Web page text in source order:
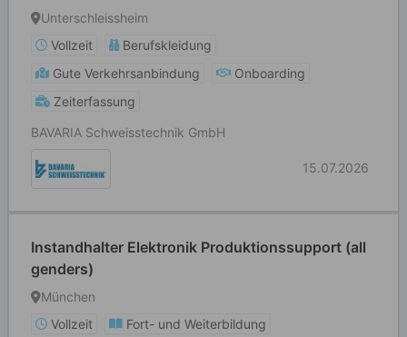
Unterschleissheim
Vollzeit
Berufskleidung
Gute Verkehrsanbindung
Onboarding
Zeiterfassung
BAVARIA Schweisstechnik GmbH
15.07.2026
Instandhalter Elektronik Produktionssupport (all
genders)
München
Vollzeit
Fort- und Weiterbildung